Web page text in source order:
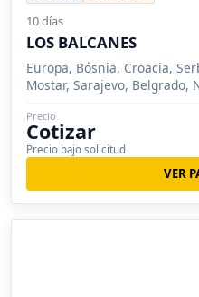
10 días
LOS BALCANES
Europa, Bósnia, Croacia,
Mostar, Sarajevo, Belgrado,
Precio
Cotizar
Precio bajo solicitud
VER